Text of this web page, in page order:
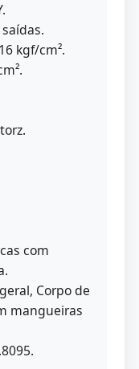
kgf/cm².
com
Corpo de
mangueiras